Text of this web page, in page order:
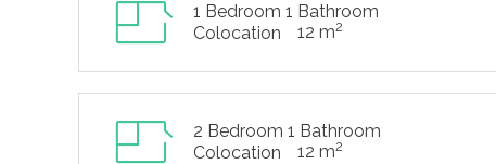
1 Bedroom 1 Bathroom
Colocation
12 m2
2 Bedroom 1 Bathroom
Colocation
12 m2